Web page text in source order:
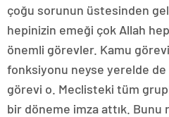
çoğu sorunun üstesinden
hepinizin emeği çok Allah
önemli görevler. Kamu
fonksiyonu neyse yerelde
görevi o. Meclisteki tüm
bir döneme imza attık. Bunu